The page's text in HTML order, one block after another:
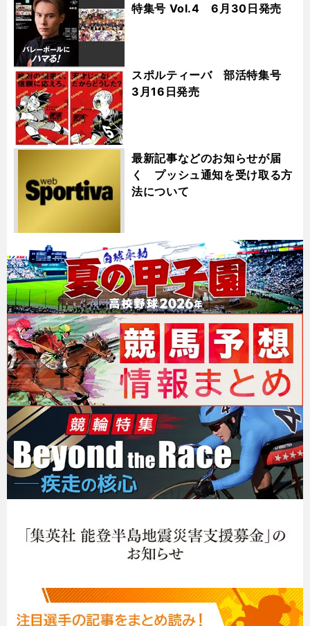
特集号 Vol.4 6月30日発売
スポルティーバ 部活特集号
3月16日発売
最新記事などのお知らせが届
く プッシュ通知を受け取る方
法について